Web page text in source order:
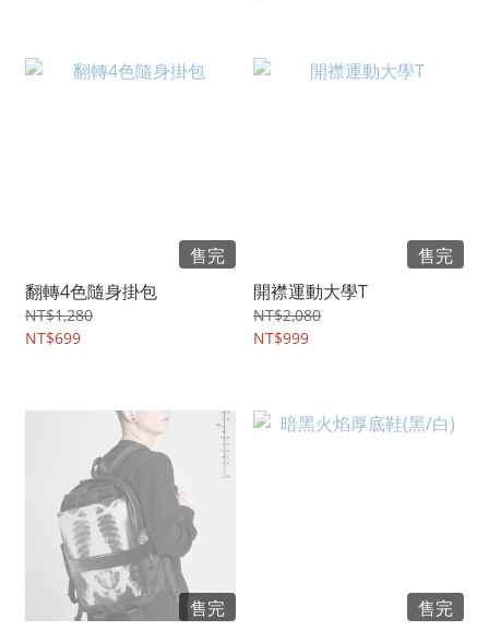
售完
翻轉4色隨身掛包
NT$1,280
NT$699
售完
開襟運動大學T
NT$2,080
NT$999
售完
售完